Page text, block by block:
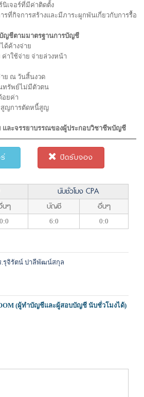
นิเจอร์ที่มีค่าติดตั้ง
รที่กิจการสร้างและมีภาระผูกพันเกี่ยวกับการรื้อถ
บัญชีตามมาตรฐานการบัญชี
ด้ค้างจ่าย
าใช้จ่าย จ่ายล่วงหน้า
ย ณ วันสิ้นงวด
ทรัพย์ไม่มีตัวตน
อยค่า
สูญการตัดหนี้สูญ
และจรรยาบรรณของผู้ประกอบวิชาชีพบัญชี
ปิดรับจอง
นับชั่วโมง CPA
นๆ บัญชี อื่นๆ
0:0 6:0 0:0
.รุจิรัตน์ ปาลีพัฒน์สกุล
(ผู้ทำบัญชีและผู้สอบบัญชี นับชั่วโมงได้)